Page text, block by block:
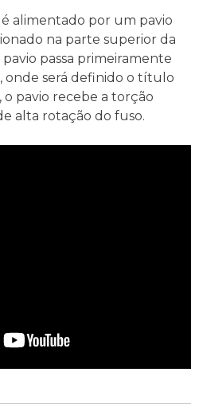
alimentado por um pavio
na parte superior da
passa primeiramente
onde será definido o título
o pavio recebe a torção
alta rotação do fuso.